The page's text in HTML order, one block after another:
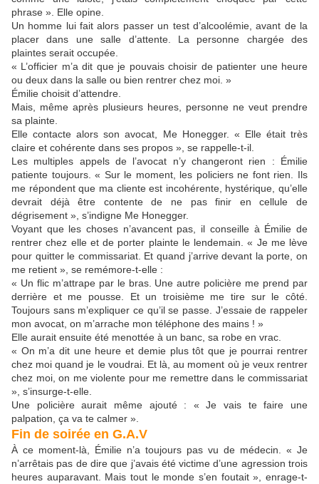
phrase ». Elle opine.
Un homme lui fait alors passer un test d’alcoolémie, avant de la
placer dans une salle d’attente. La personne chargée des
plaintes serait occupée.
« L’officier m’a dit que je pouvais choisir de patienter une heure
ou deux dans la salle ou bien rentrer chez moi. »
Émilie choisit d’attendre.
Mais, même après plusieurs heures, personne ne veut prendre
sa plainte.
Elle contacte alors son avocat, Me Honegger. « Elle était très
claire et cohérente dans ses propos », se rappelle-t-il.
Les multiples appels de l’avocat n’y changeront rien : Émilie
patiente toujours. « Sur le moment, les policiers ne font rien. Ils
me répondent que ma cliente est incohérente, hystérique, qu’elle
devrait déjà être contente de ne pas finir en cellule de
dégrisement », s’indigne Me Honegger.
Voyant que les choses n’avancent pas, il conseille à Émilie de
rentrer chez elle et de porter plainte le lendemain. « Je me lève
pour quitter le commissariat. Et quand j’arrive devant la porte, on
me retient », se remémore-t-elle :
« Un flic m’attrape par le bras. Une autre policière me prend par
derrière et me pousse. Et un troisième me tire sur le côté.
Toujours sans m’expliquer ce qu’il se passe. J’essaie de rappeler
mon avocat, on m’arrache mon téléphone des mains ! »
Elle aurait ensuite été menottée à un banc, sa robe en vrac.
« On m’a dit une heure et demie plus tôt que je pourrai rentrer
chez moi quand je le voudrai. Et là, au moment où je veux rentrer
chez moi, on me violente pour me remettre dans le commissariat
», s’insurge-t-elle.
Une policière aurait même ajouté : « Je vais te faire une
palpation, ça va te calmer ».
Fin de soirée en G.A.V
À ce moment-là, Émilie n’a toujours pas vu de médecin. « Je
n’arrêtais pas de dire que j’avais été victime d’une agression trois
heures auparavant. Mais tout le monde s’en foutait », enrage-t-